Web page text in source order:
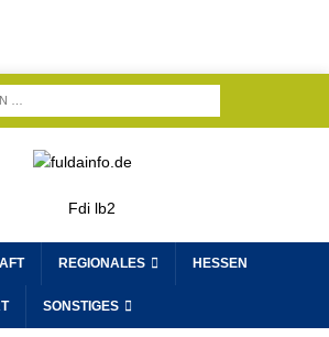
REGIONALES HESSEN
SONSTIGES